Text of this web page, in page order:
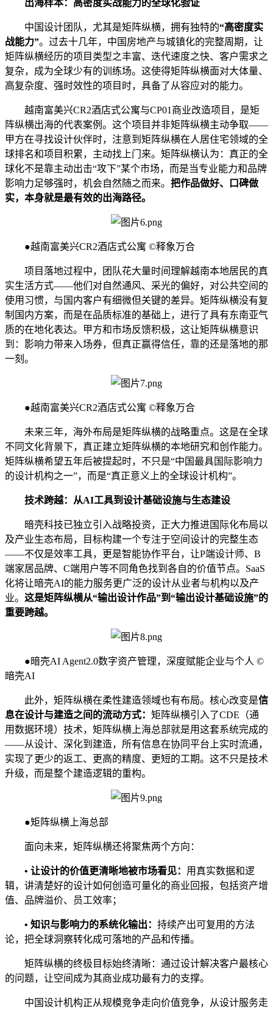
出海样本：高密度实战能力的全球化验证
中国设计团队，尤其是矩阵纵横，拥有独特的“高密度实
战能力”。过去十几年，中国房地产与城镇化的完整周期，让
矩阵纵横经历的项目类型之丰富、迭代速度之快、客户需求之
复杂，成为全球少有的训练场。这使得矩阵纵横面对大体量、
高复杂度、强时效性的项目时，具备了从容应对的能力。
越南富美兴CR2酒店式公寓与CP01商业改造项目，是矩
阵纵横出海的代表案例。这个项目并非矩阵纵横主动争取——
甲方在寻找设计伙伴时，注意到矩阵纵横在人居住宅领域的全
球排名和项目积累，主动找上门来。矩阵纵横认为：真正的全
球化不是靠主动出击“攻下”某个市场，而是当专业能力和品牌
影响力足够强时，机会自然随之而来。 把作品做好、口碑做
实，本身就是最有效的出海路径。
●越南富美兴CR2酒店式公寓 ©释象万合
项目落地过程中，团队花大量时间理解越南本地居民的真
实生活方式——他们对自然通风、采光的偏好，对公共空间的
使用习惯，与国内客户有细微但关键的差异。矩阵纵横没有复
制国内方案，而是在品质标准的基础上，进行了具有东南亚气
质的在地化表达。甲方和市场反馈积极，这让矩阵纵横意识
到：影响力带来入场券，但真正赢得信任，靠的还是落地的那
一刻。
●越南富美兴CR2酒店式公寓 ©释象万合
未来三年，海外布局是矩阵纵横的战略重点。这是在全球
不同文化背景下，真正建立矩阵纵横的本地研究和创作能力。
矩阵纵横希望五年后被提起时，不只是“中国最具国际影响力
的设计机构之一”，而是“真正意义上的全球设计机构”。
技术跨越：从AI工具到设计基础设施与生态建设
暗壳科技已独立引入战略投资，正大力推进国际化布局以
及产业生态布局，目标构建一个专注于空间设计的完整生态
——不仅是效率工具，更是智能协作平台，让P端设计师、B
端家居品牌、C端用户等不同角色找到各自的价值节点。SaaS
化将让暗壳AI的能力服务更广泛的设计从业者与机构以及产
业。 这是矩阵纵横从“输出设计作品”到“输出设计基础设施”的
重要跨越。
●暗壳AI Agent2.0数字资产管理，深度赋能企业与个人 ©
暗壳AI
此外，矩阵纵横在柔性建造领域也有布局。核心改变是信
息在设计与建造之间的流动方式： 矩阵纵横引入了CDE（通
用数据环境）技术，矩阵纵横上海总部就是用这套系统完成的
——从设计、深化到建造，所有信息在协同平台上实时流通，
实现了更少的返工、更高的精度、更短的工期。这不只是技术
升级，而是整个建造逻辑的重构。
●矩阵纵横上海总部
面向未来，矩阵纵横还将聚焦两个方向：
• 让设计的价值更清晰地被市场看见： 用真实数据和逻
辑，讲清楚好的设计如何创造可量化的商业回报，包括资产增
值、品牌溢价、员工效率；
• 知识与影响力的系统化输出： 持续产出可复用的方法
论，把全球洞察转化成可落地的产品和传播。
矩阵纵横的终极目标始终清晰：通过设计解决客户最核心
的问题，让空间成为其商业成功最有力的支撑。
中国设计机构正从规模竞争走向价值竞争，从设计服务走